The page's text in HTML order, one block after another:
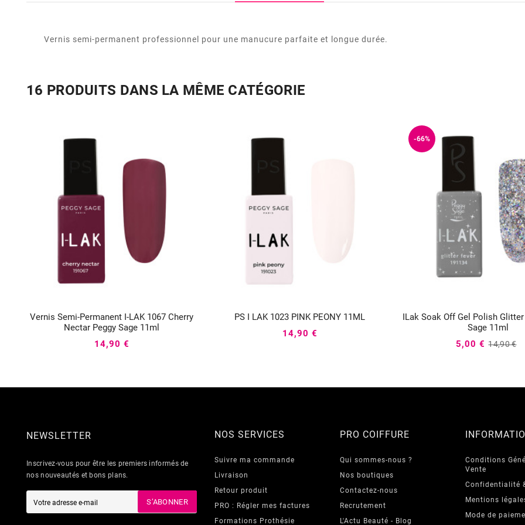
Vernis semi-permanent professionnel pour une manucure parfaite et longue durée.
16 PRODUITS DANS LA MÊME CATÉGORIE
Vernis Semi-Permanent I-LAK 1067 Cherry
Nectar Peggy Sage 11ml
  
14,90 €
PS I LAK 1023 PINK PEONY 11ML
14,90 €
-66%
ILak Soak Off Gel Polish Glitter
Sage 11ml

5,00 € 14,90 €
NEWSLETTER
Inscrivez-vous pour être les premiers informés de
nos nouveautés et bons plans.
S’ABONNER
NOS SERVICES
Suivre ma commande
Livraison
Retour produit
PRO : Régler mes factures
Formations Prothésie
PRO COIFFURE
Qui sommes-nous ?
Nos boutiques
Contactez-nous
Recrutement
L'Actu Beauté - Blog
Conditions
Vente
Confidentialité
Mentions
Mode de